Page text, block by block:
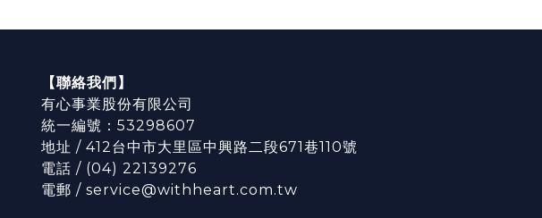
【聯絡我們】
有心事業股份有限公司
統一編號：53298607
地址 / 412台中市大里區中興路二段671巷110號
電話 / (04) 22139276
電郵 / service@withheart.com.tw